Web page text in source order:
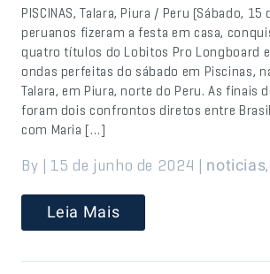
PISCINAS, Talara, Piura / Peru (Sábado, 15
peruanos fizeram a festa em casa,
quatro títulos do Lobitos Pro Longboard
ondas perfeitas do sábado em Piscinas,
Talara, em Piura, norte do Peru. As finais
foram dois confrontos diretos entre
com Maria […]
By | 15 de junho de 2024 | noticias,
Leia Mais